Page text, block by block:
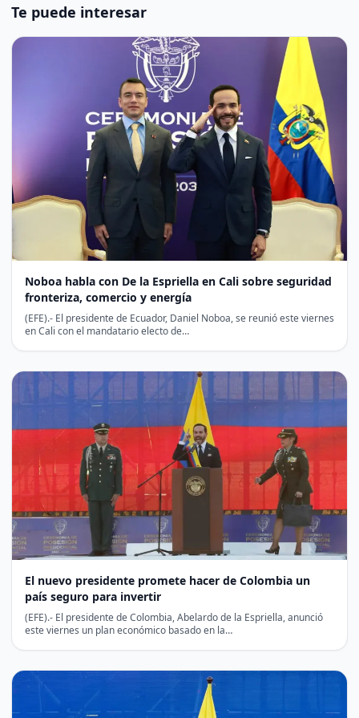
Te puede interesar
Noboa habla con De la Espriella en Cali sobre seguridad
fronteriza, comercio y energía
(EFE).- El presidente de Ecuador, Daniel Noboa, se reunió este viernes
en Cali con el mandatario electo de…
El nuevo presidente promete hacer de Colombia un
país seguro para invertir
(EFE).- El presidente de Colombia, Abelardo de la Espriella, anunció
este viernes un plan económico basado en la…